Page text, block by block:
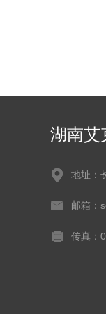
湖南艾
地址：
邮箱：
传真：